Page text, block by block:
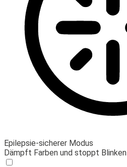
Epilepsie-sicherer Modus
Dämpft Farben und stoppt Blinken